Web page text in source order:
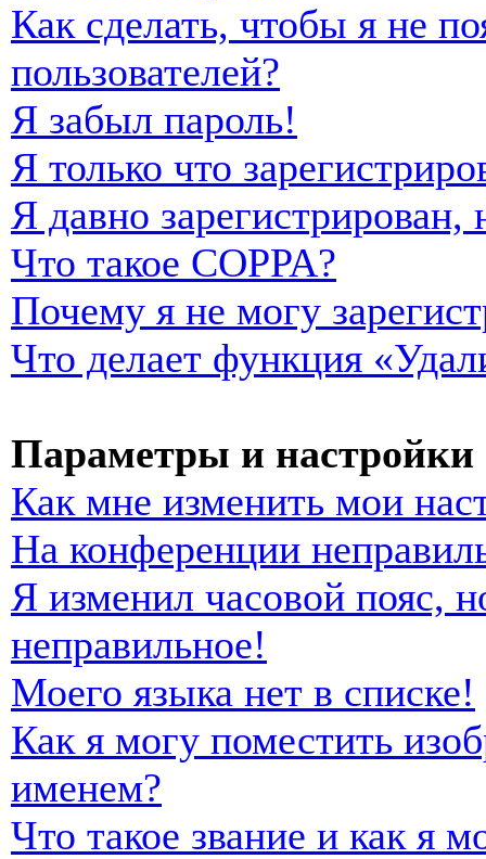
Как сделать, чтобы я не
пользователей?
Я забыл пароль!
Я только что
Я давно
Что такое COPPA?
Почему я не могу
Что делает функция
Параметры и настройки
Как мне изменить мои
На конференции
Я изменил часовой пояс,
неправильное!
Моего языка нет в списке!
Как я могу поместить
именем?
Что такое звание и как я